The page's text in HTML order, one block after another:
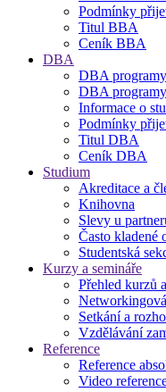
Podmínky
Titul BBA
Ceník BBA
DBA
DBA programy
DBA
Informace o
Podmínky
Titul DBA
Ceník DBA
Studium
Akreditace a
Knihovna
Slevy u
Často kladené
Studentská
Kurzy a semináře
Přehled kurzů
Setkání a
Vzdělávání
Reference
Reference
Video